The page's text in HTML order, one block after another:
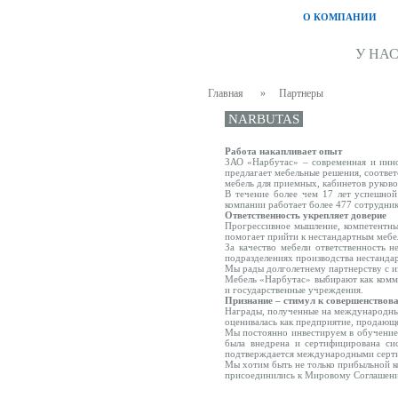
О КОМПАНИИ
У
Главная » Партнеры
NARBUTAS
Работа накапливает опыт
ЗАО «Нарбутас» – современная и
предлагает мебельные решения,
мебель для приемных, кабинетов
В течение более чем 17 лет
компании работает более 477
Ответственность укрепляет доверие
Прогрессивное мышление,
помогает прийти к нестандартным
За качество мебели
подразделениях производства
Мы рады долголетнему партнерству с
Мебель «Нарбутас» выбирают как
и государственные учреждения.
Признание – стимул к
Награды, полученные на
оценивалась как предприятие,
Мы постоянно инвестируем в
была внедрена и сертифицирована
подтверждается международными
Мы хотим быть не только прибыльной
присоединились к Мировому